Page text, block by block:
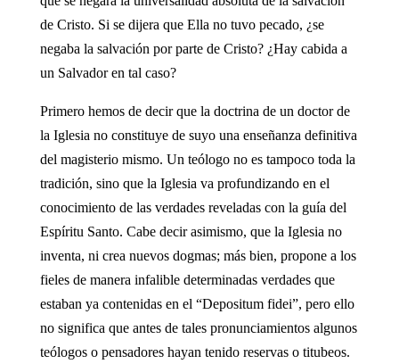
de Cristo. Si se dijera que Ella no tuvo pecado, ¿se
negaba la salvación por parte de Cristo? ¿Hay cabida a
un Salvador en tal caso?
Primero hemos de decir que la doctrina de un doctor de
la Iglesia no constituye de suyo una enseñanza definitiva
del magisterio mismo. Un teólogo no es tampoco toda la
tradición, sino que la Iglesia va profundizando en el
conocimiento de las verdades reveladas con la guía del
Espíritu Santo. Cabe decir asimismo, que la Iglesia no
inventa, ni crea nuevos dogmas; más bien, propone a los
fieles de manera infalible determinadas verdades que
estaban ya contenidas en el “Depositum fidei”, pero ello
no significa que antes de tales pronunciamientos algunos
teólogos o pensadores hayan tenido reservas o titubeos.